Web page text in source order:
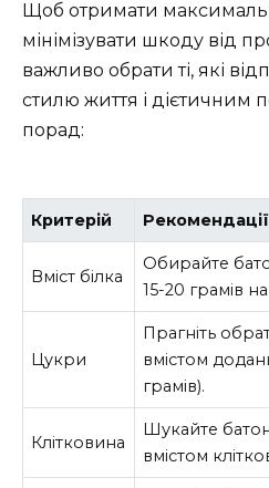
Щоб отримати
мінімізувати шкоду від
важливо обрати ті, які
стилю життя і дієтичним
порад:
Критерій Рекомендації
Вміст білка
Обирайте
15-20 грамів
Цукри
Прагніть
вмістом
грамів).
Клітковина
Шукайте
вмістом